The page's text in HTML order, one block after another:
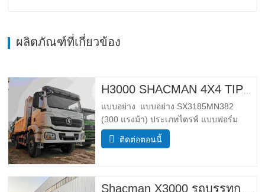
ผลิตภัณฑ์ที่เกี่ยวข้อง
แบบอย่าง แบบอย่าง SX3185MN382
(300 แรงม้า) ประเภทไดรฟ์ แบบฟอร์ม
ไดรฟ์ 4*4 น้ำหนัก พารามิเตอร์น้ำหนัก
สมบูรณ์ ขอบ มวล (กก.) ลดน้ำหนัก 5500
(มม.) ขนาด (ยาว x ความกว้าง x สูง…
ติดต่อตอนนี้